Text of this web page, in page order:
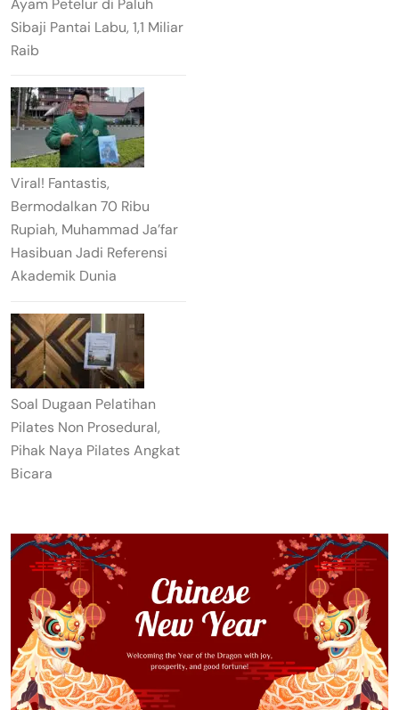
Ayam Petelur di Paluh
Sibaji Pantai Labu, 1,1 Miliar
Raib
Viral! Fantastis,
Bermodalkan 70 Ribu
Rupiah, Muhammad Ja’far
Hasibuan Jadi Referensi
Akademik Dunia
Soal Dugaan Pelatihan
Pilates Non Prosedural,
Pihak Naya Pilates Angkat
Bicara